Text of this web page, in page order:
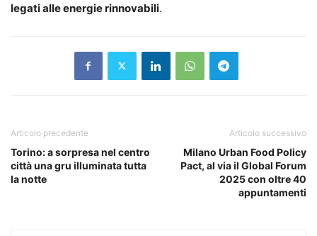
legati alle energie rinnovabili.
Articolo precedente
Torino: a sorpresa nel centro
città una gru illuminata tutta
la notte
Articolo successivo
Milano Urban Food Policy
Pact, al via il Global Forum
2025 con oltre 40
appuntamenti